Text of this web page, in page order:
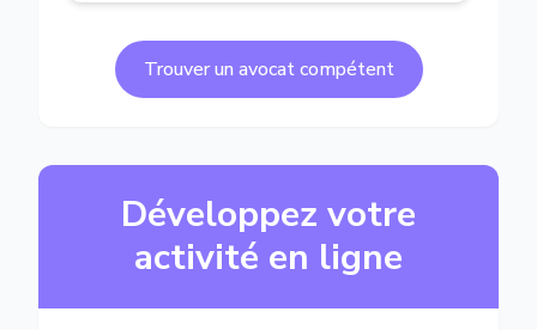
Trouver un avocat compétent
Développez votre
activité en ligne